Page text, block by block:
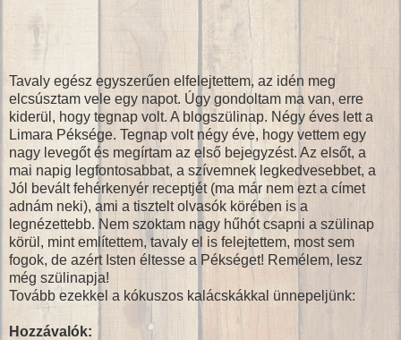
Tavaly egész egyszerűen elfelejtettem, az idén meg
elcsúsztam vele egy napot. Úgy gondoltam ma van, erre
kiderül, hogy tegnap volt. A blogszülinap. Négy éves lett a
Limara Péksége. Tegnap volt négy éve, hogy vettem egy
nagy levegőt és megírtam az első bejegyzést. Az elsőt, a
mai napig legfontosabbat, a szívemnek legkedvesebbet, a
Jól bevált fehérkenyér receptjét (ma már nem ezt a címet
adnám neki), ami a tisztelt olvasók körében is a
legnézettebb. Nem szoktam nagy hűhót csapni a szülinap
körül, mint említettem, tavaly el is felejtettem, most sem
fogok, de azért Isten éltesse a Pékséget! Remélem, lesz
még szülinapja!
Tovább ezekkel a kókuszos kalácskákkal ünnepeljünk:
Hozzávalók: